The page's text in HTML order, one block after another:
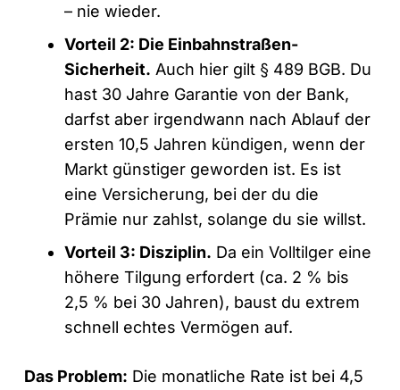
– nie wieder.
Vorteil 2: Die Einbahnstraßen-
Sicherheit. Auch hier gilt § 489 BGB. Du
hast 30 Jahre Garantie von der Bank,
darfst aber irgendwann nach Ablauf der
ersten 10,5 Jahren kündigen, wenn der
Markt günstiger geworden ist. Es ist
eine Versicherung, bei der du die
Prämie nur zahlst, solange du sie willst.
Vorteil 3: Disziplin. Da ein Volltilger eine
höhere Tilgung erfordert (ca. 2 % bis
2,5 % bei 30 Jahren), baust du extrem
schnell echtes Vermögen auf.
Das Problem: Die monatliche Rate ist bei 4,5